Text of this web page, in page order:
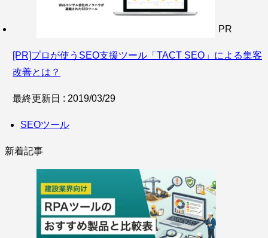
PR
[PR]プロが使うSEO支援ツール「TACT SEO」による集客
改善とは？
最終更新日 : 2019/03/29
SEOツール
新着記事